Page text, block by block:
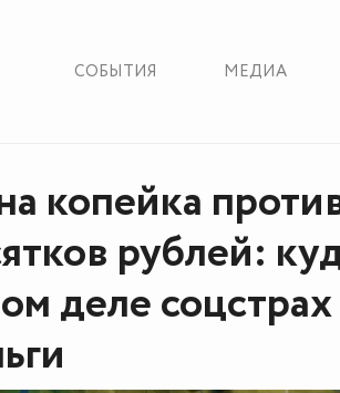
СОБЫТИЯ МЕДИА
копейка
рублей:
деле